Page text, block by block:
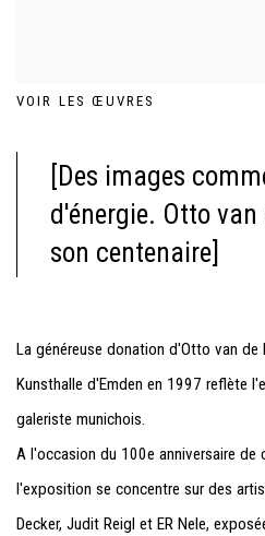
VOIR LES ŒUVRES
[Des images
d'énergie. Otto van
son centenaire]
La généreuse donation d'Otto van
Kunsthalle d'Emden en 1997 reflète
galeriste munichois.
A l'occasion du 100e anniversaire de
'exposition se concentre sur des
Decker, Judit Reigl et ER Nele,